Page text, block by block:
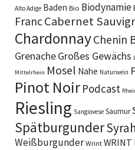
Alto Adige Baden Bio Biodynamie
FrancCabernet
ChardonnayChenin
GrenacheGroßes Gewächs
Mittelrhein Mosel Nahe Naturwein
Pinot Noir Podcast
Riesling Sangiovese Saumur
SpätburgunderSyrah
Weißburgunder Wrint WRINT